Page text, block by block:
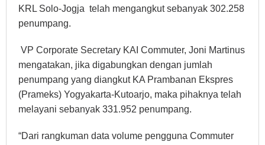
KRL Solo-Jogja telah mengangkut sebanyak 302.258
penumpang.
VP Corporate Secretary KAI Commuter, Joni Martinus
mengatakan, jika digabungkan dengan jumlah
penumpang yang diangkut KA Prambanan Ekspres
(Prameks) Yogyakarta-Kutoarjo, maka pihaknya telah
melayani sebanyak 331.952 penumpang.
“Dari rangkuman data volume pengguna Commuter